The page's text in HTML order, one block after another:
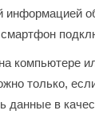
информацией
компьютере
только,
данные в